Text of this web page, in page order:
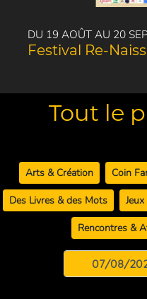
DU 19 AOÛT AU 20
Festival Re-
Tout le
Arts & Création Coin
Des Livres & des Mots Jeux
Rencontres &